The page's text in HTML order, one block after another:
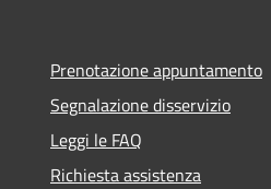
Prenotazione appuntamento
Segnalazione disservizio
Leggi le FAQ
Richiesta assistenza